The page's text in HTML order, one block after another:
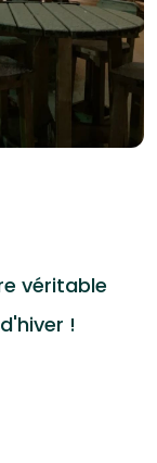
véritable
!